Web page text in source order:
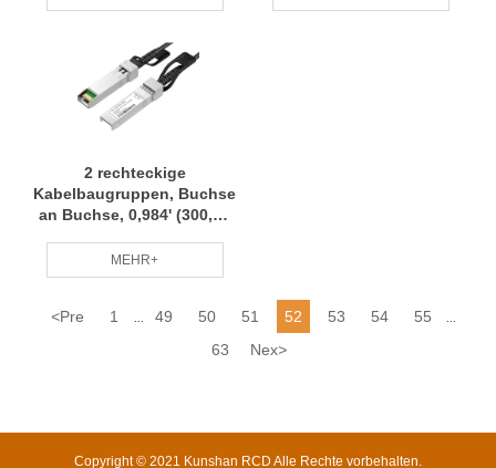
Anpassung
Professionelles Team RCD
2 rechteckige
Kabelbaugruppen, Buchse
an Buchse, 0,984' (300,00
Kabelbaum,
Kleinserienanpassung,
MEHR+
<Pre 1 49 50 51 52 53 54 55
63 Nex>
Copyright © 2021 Kunshan RCD Alle Rechte vorbehalten.